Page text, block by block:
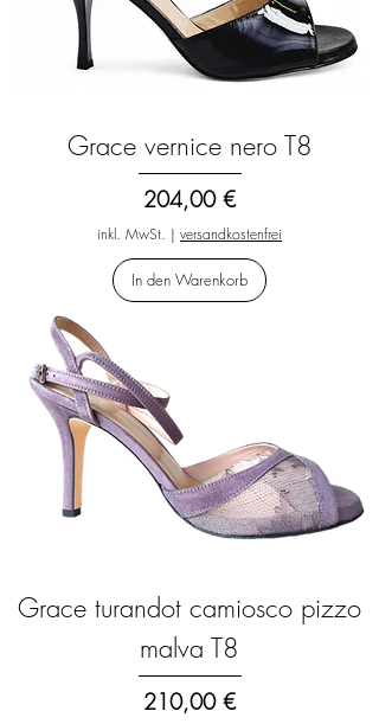
Grace vernice nero T8
Preis
204,00 €
inkl. MwSt. | versandkostenfrei
In den Warenkorb
Grace turandot camiosco pizzo
malva T8
Preis
210,00 €